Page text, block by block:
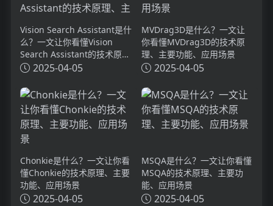
Vision Search Assistant是什
么？一文让你看懂Vision
Search Assistant的技术原
理、主要功能、应用场景
2025-04-05
MVDrag3D是什么？一文让
你看懂MVDrag3D的技术原
理、主要功能、应用场景
2025-04-05
Chonkie是什么？一文让你看
懂Chonkie的技术原理、主要
功能、应用场景
2025-04-05
MSQA是什么？一文让你看懂
MSQA的技术原理、主要功
能、应用场景
2025-04-05